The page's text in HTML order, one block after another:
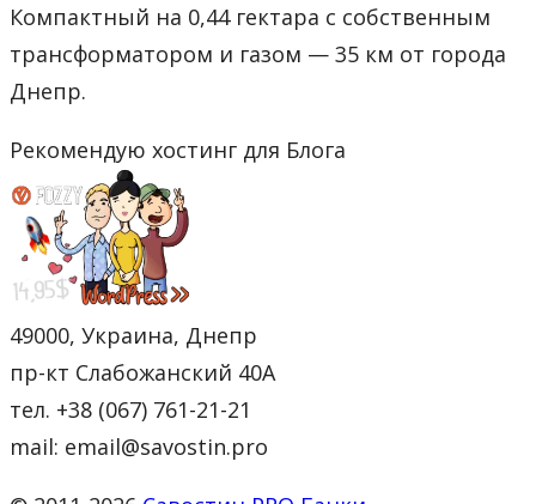
Компактный на 0,44 гектара с собственным
трансформатором и газом — 35 км от города
Днепр.
Рекомендую хостинг для Блога
49000, Украина, Днепр
пр-кт Слабожанский 40А
тел. +38 (067) 761-21-21
mail: email@savostin.pro